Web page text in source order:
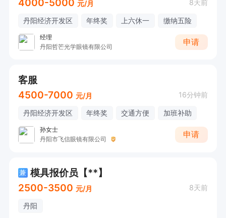
4000-5000 元/月 8天前
丹阳经济开发区 年终奖 上六休一 缴纳五险
经理
丹阳哲芒光学眼镜有限公司
申请
客服
4500-7000 元/月 16分钟前
丹阳经济开发区 年终奖 交通方便 加班补助
孙女士
丹阳市飞信眼镜有限公司
申请
兼 模具报价员【**】
2500-3500 元/月 8天前
丹阳